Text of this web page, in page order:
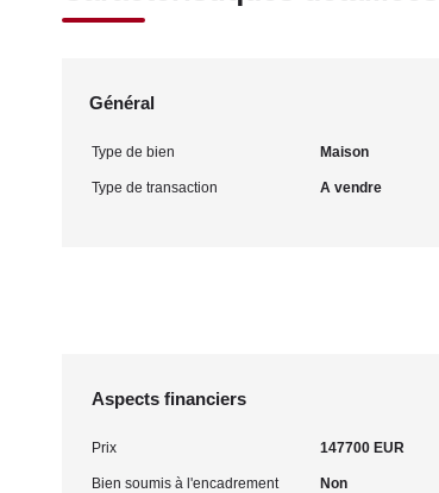
Général
Type de bien Maison
Type de transaction A vendre
Aspects financiers
Prix 147700 EUR
Bien soumis à l'encadrement
Non